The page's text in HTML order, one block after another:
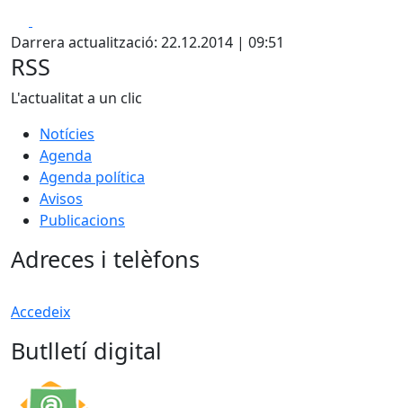
Darrera actualització: 22.12.2014 | 09:51
RSS
L'actualitat a un clic
Notícies
Agenda
Agenda política
Avisos
Publicacions
Adreces i telèfons
Accedeix
Butlletí digital